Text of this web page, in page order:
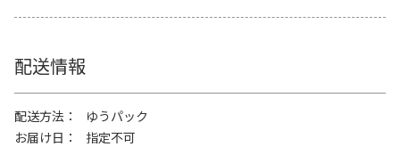
配送情報
配送方法
ゆうパック
お届け日
指定不可